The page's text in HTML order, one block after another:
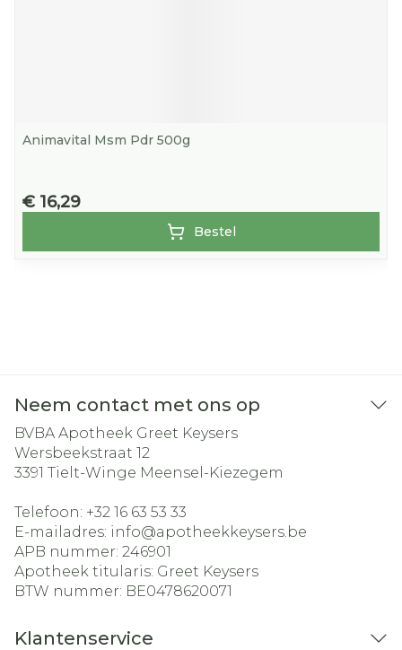
Animavital Msm Pdr 500g
€ 16,29
Bestel
Neem contact met ons op
BVBA Apotheek Greet Keysers
Wersbeekstraat 12
3391 Tielt-Winge Meensel-Kiezegem
Telefoon: +32 16 63 53 33
E-mailadres: info@apotheekkeysers.be
APB nummer: 246901
Apotheek titularis: Greet Keysers
BTW nummer: BE0478620071
Klantenservice